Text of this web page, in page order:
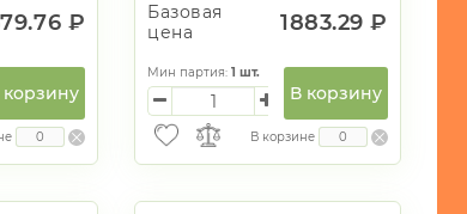
₽
корзину
Базовая
цена
1883.29 ₽
Мин партия:1 шт.
В корзину
В корзине